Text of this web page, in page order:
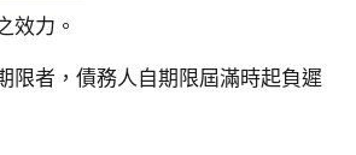
效力。
限者，債務人自期限屆滿時起負遲